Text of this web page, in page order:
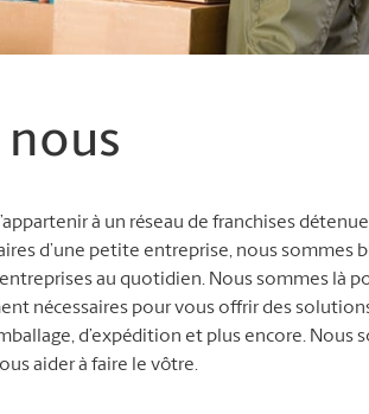
à un réseau de franchises
d’une petite entreprise, nous sommes
au quotidien. Nous sommes là
nécessaires pour vous offrir des
d’expédition et plus encore. Nous
aider à faire le vôtre.